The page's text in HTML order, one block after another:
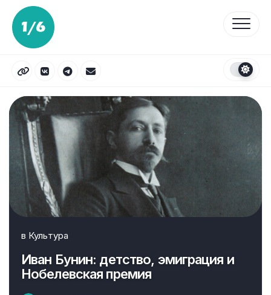
Перейти
содержанию
в Культура
Иван Бунин: детство, эмиграция и
Нобелевская премия